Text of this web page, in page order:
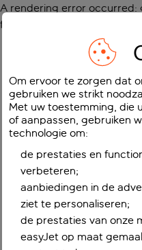
A rendering error occurred:
function
Om ervoor te zorgen dat
gebruiken we strikt
Met uw toestemming, die
of aanpassen, gebruiken
technologie om:
de prestaties en
verbeteren;
aanbiedingen in de
ziet te personaliseren;
de prestaties van onze
easyJet op maat